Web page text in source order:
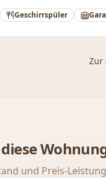
Geschirrspüler
Zur
und Preis-